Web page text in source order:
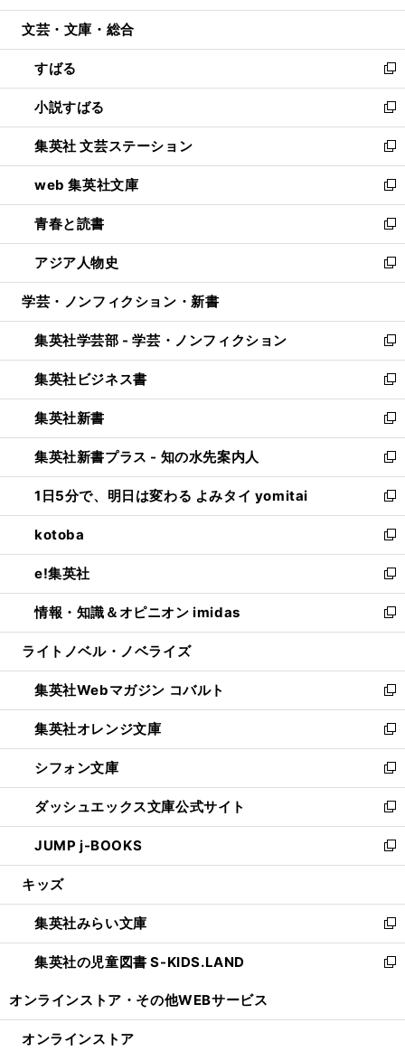
開
ウ
開
く
ン
ウ
で
開
く
ウ
ン
ド
ウ
で
開
く
文芸・文庫・総合
すばる
新
し
い
ウ
ィ
ン
ド
ウ
で
開
く
小説すばる
新
し
い
ウ
ィ
ン
ド
ウ
で
開
集英社 文芸ステーション
新
し
い
ウ
ィ
ン
ド
ウ
開
く
web 集英社文庫
新
し
い
ウ
ィ
ン
ウ
で
開
く
青春と読書
新
し
い
ウ
ン
ド
ウ
で
開
く
アジア人物史
新
し
ウ
ィ
ン
ド
ウ
で
開
く
学芸・ノンフィクション・新書
集英社学芸部 - 学芸・ノンフィクション
新
し
い
ウ
ィ
ン
ド
ウ
で
開
く
集英社ビジネス書
新
し
い
ウ
ィ
ン
ド
ウ
で
開
く
集英社新書
新
し
い
ウ
ィ
ン
ド
ウ
で
開
く
集英社新書プラス - 知の水先案内人
新
し
い
ウ
ィ
ン
ド
ウ
で
開
1日5分で、明日は変わる よみタイ yomitai
新
し
い
ウ
ィ
ン
ド
ウ
開
く
kotoba
新
し
い
ウ
ィ
ン
ウ
で
開
く
e!集英社
新
し
い
ウ
ン
ド
ウ
で
開
く
情報・知識＆オピニオン imidas
新
し
ウ
ィ
ン
ド
ウ
で
開
く
ライトノベル・ノベライズ
集英社Webマガジン コバルト
新
し
い
ウ
ィ
ン
ド
ウ
で
開
集英社オレンジ文庫
新
し
い
ウ
ィ
ン
ド
ウ
開
く
シフォン文庫
新
し
い
ウ
ィ
ン
ウ
で
開
く
ダッシュエックス文庫公式サイト
新
し
い
ウ
ン
ド
ウ
で
JUMP j-BOOKS
新
し
ウ
ィ
ン
ド
開
キッズ
集英社みらい文庫
新
し
い
ン
集英社の児童図書 S-KIDS.LAND
新
ウ
オンラインストア・ その他WEBサービス
オンラインストア